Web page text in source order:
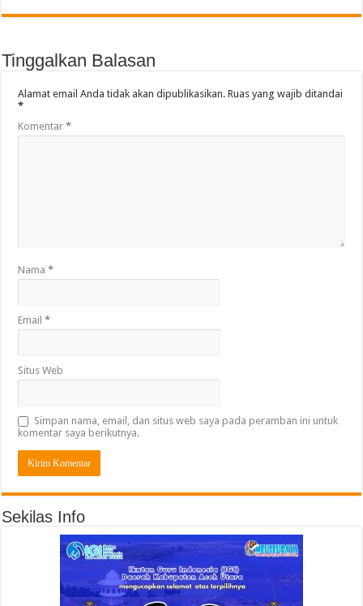
Tinggalkan Balasan
Alamat email Anda tidak akan dipublikasikan. Ruas yang wajib ditandai
*
Komentar*
Nama*
Email*
Situs Web
Simpan nama, email, dan situs web saya pada peramban ini untuk
komentar saya berikutnya.
Sekilas Info